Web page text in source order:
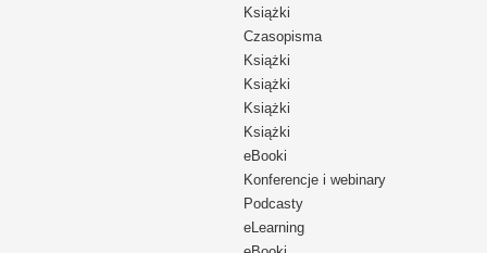
Książki
Czasopisma
Książki
Książki
Książki
Książki
eBooki
Konferencje i webinary
Podcasty
eLearning